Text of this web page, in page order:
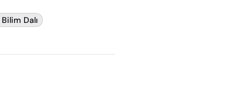
Dalı